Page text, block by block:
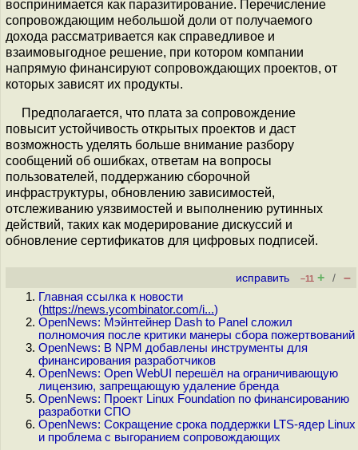
воспринимается как паразитирование. Перечисление
сопровождающим небольшой доли от получаемого
дохода рассматривается как справедливое и
взаимовыгодное решение, при котором компании
напрямую финансируют сопровождающих проектов, от
которых зависят их продукты.
Предполагается, что плата за сопровождение
повысит устойчивость открытых проектов и даст
возможность уделять больше внимание разбору
сообщений об ошибках, ответам на вопросы
пользователей, поддержанию сборочной
инфраструктуры, обновлению зависимостей,
отслеживанию уязвимостей и выполнению рутинных
действий, таких как модерирование дискуссий и
обновление сертификатов для цифровых подписей.
исправить –11 + / –
Главная ссылка к новости
(https://news.ycombinator.com/i...)
OpenNews: Мэйнтейнер Dash to Panel сложил
полномочия после критики манеры сбора пожертвований
OpenNews: В NPM добавлены инструменты для
финансирования разработчиков
OpenNews: Open WebUI перешёл на ограничивающую
лицензию, запрещающую удаление бренда
OpenNews: Проект Linux Foundation по финансированию
разработки СПО
OpenNews: Сокращение срока поддержки LTS-ядер Linux
и проблема с выгоранием сопровождающих